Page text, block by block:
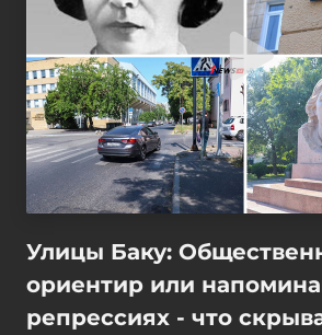
Улицы Баку:
ориентир или
репрессиях - что